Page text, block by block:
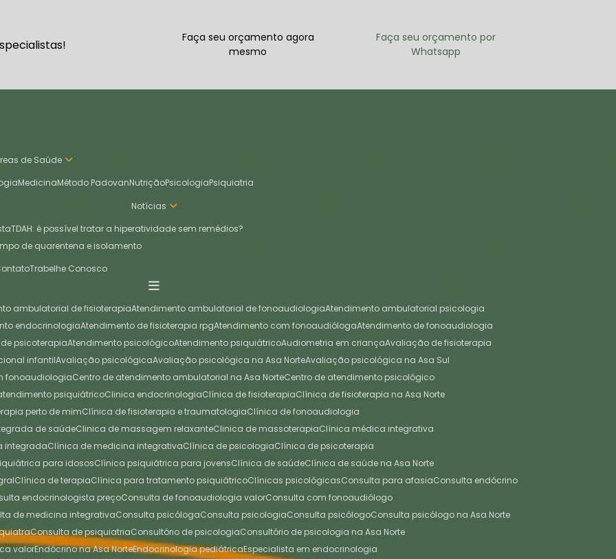
Faça seu orçamento agora
mesmo
Faça seu orçamento por
Whatsapp
Áreas de Saúde
Medicina Método Padovan Nutrição Psicologia Psiquiatria
Notícias
TDAH: é possível tratar a hiperatividade sem remédios?
de quarentena e isolamento
Contato Trabelhe Conosco
ambulatorial de fisioterapia Atendimento ambulatorial de fonoaudiologia Atendimento ambulatorial psicologia
endocrinologia Atendimento de fisioterapia rpg Atendimento com fonoaudióloga Atendimento de fonoaudiologia
de psicoterapia Atendimento psicológico Atendimento psiquiátrico Audiometria em criança Avaliação de fisioterapia
infantil Avaliação psicológica Avaliação psicológica na Asa Norte Avaliação psicológica na Asa Sul
fonoaudiologia Centro de atendimento ambulatorial na Asa Norte
Centro de atendimento psicológico
psiquiátrico Clinica endocrinologia Clínica de fisioterapia
Clínica de fisioterapia na Asa Norte
perto de mim Clínica de fisioterapia e traumatologia
Clínica de fonoaudiologia
de saúde Clinica de massagem relaxante Clinica de massoterapia
Clínica médica integrativa
integrada Clínica de medicina integrativa Clínica de psicologia
Clínica de psicoterapia
para idosos Clínica psiquiátrica para jovens Clínica de saúde
Clínica de saúde na Asa Norte
Clínica de terapia Clínica para tratamento psiquiátrico Clínicas psicológicas Consulta para afasia
Consulta endócrino
endocrinologista preço Consulta de fonoaudiologia valor
Consulta com fonoaudiólogo
de medicina integrativa Consulta psicóloga Consulta psicologia Consulta psicólogo
Consulta psicólogo na Asa Norte
Consulta de psiquiatria Consultório de psicologia
Consultório de psicologia na Asa Norte
valor Endócrino na Asa Norte Endocrinologia pediátrica Especialista em endocrinologia